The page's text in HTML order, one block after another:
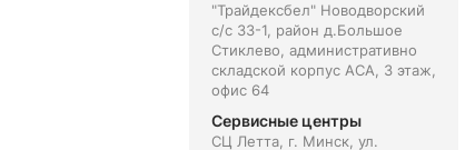
"Трайдексбел" Новодворский
с/с 33-1, район д.Большое
Стиклево, административно
складской корпус АСА, 3 этаж,
офис 64
Сервисные центры
СЦ Летта, г. Минск, ул.